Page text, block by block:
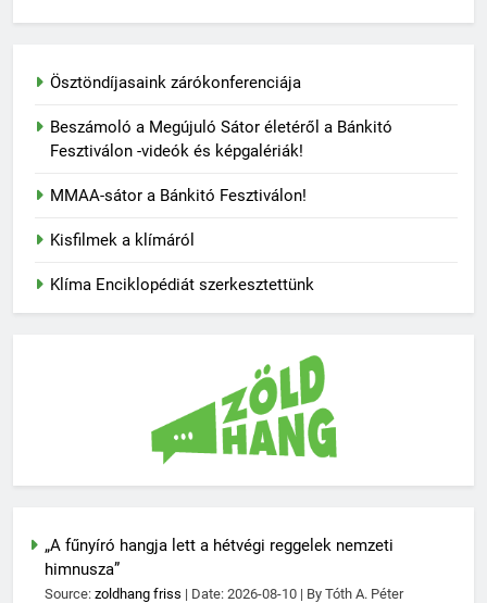
Ösztöndíjasaink zárókonferenciája
Beszámoló a Megújuló Sátor életéről a Bánkitó
Fesztiválon -videók és képgalériák!
MMAA-sátor a Bánkitó Fesztiválon!
Kisfilmek a klímáról
Klíma Enciklopédiát szerkesztettünk
„A fűnyíró hangja lett a hétvégi reggelek nemzeti
himnusza”
Source: zoldhang friss Date: 2026-08-10 By Tóth A. Péter